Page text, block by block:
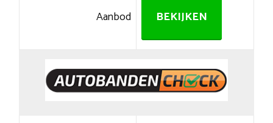
Aanbod BEKIJKEN